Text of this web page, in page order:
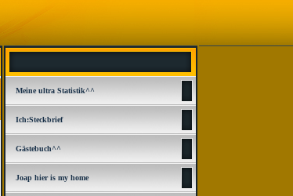
Meine ultra Statistik^^
Ich:Steckbrief
Gästebuch^^
Joap hier is my home